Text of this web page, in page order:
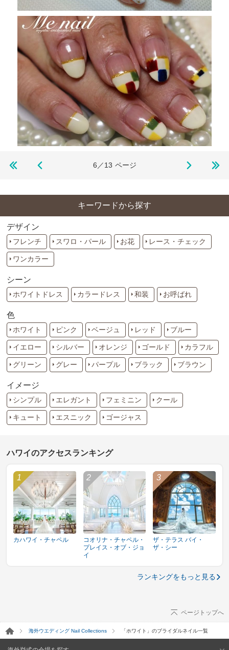
6／13 ページ
キーワードから探す
デザイン
フレンチ スワロ・パール お花 レース・チェック
ワンカラー
シーン
ホワイトドレス カラードレス 和装 お呼ばれ
色
ホワイト ピンク ベージュ レッド ブルー
イエロー シルバー オレンジ ゴールド カラフル
グリーン グレー パープル ブラック ブラウン
イメージ
シンプル エレガント フェミニン クール
キュート エスニック ゴージャス
ハワイのアクセスランキング
カハワイ・チャペル
コオリナ・チャペル・
プレイス・オブ・ジョ
イ
ザ・テラス バイ・
ザ・シー
ランキングをもっと見る
ページトップへ
海外ウエディング Nail Collections 「ホワイト」のブライダルネイル一覧